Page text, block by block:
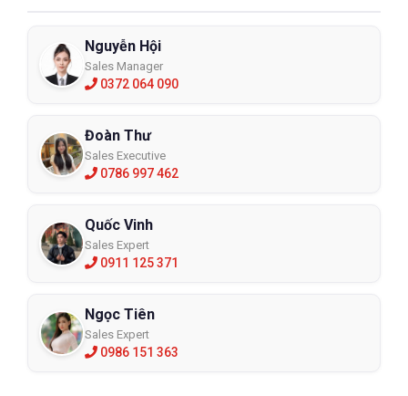
Nguyễn Hội
Sales Manager
0372 064 090
Đoàn Thư
Sales Executive
0786 997 462
Quốc Vinh
Sales Expert
0911 125 371
Ngọc Tiên
Sales Expert
0986 151 363